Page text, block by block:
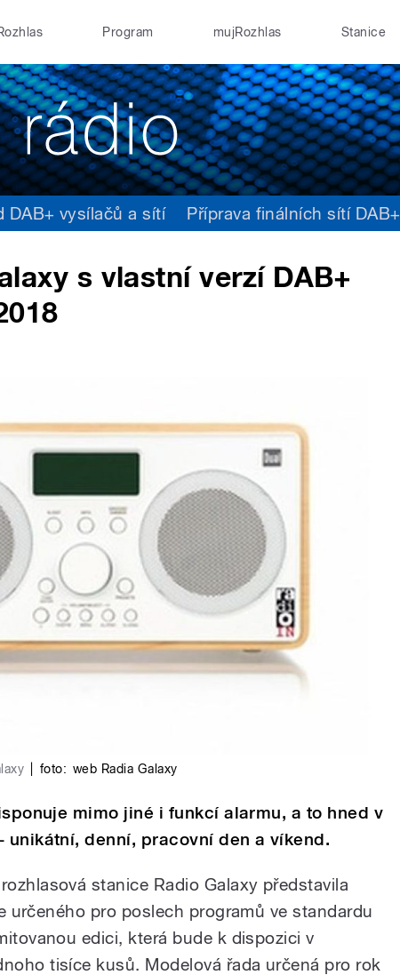
Program mujRozhlas Stanice
DAB+ vysílačů a sítí Příprava finálních sítí DAB+
s vlastní verzí DAB+
foto: web Radia Galaxy
mimo jiné i funkcí alarmu, a to hned v
unikátní, denní, pracovní den a víkend.
stanice Radio Galaxy představila
určeného pro poslech programů ve standardu
edici, která bude k dispozici v
tisíce kusů. Modelová řada určená pro rok